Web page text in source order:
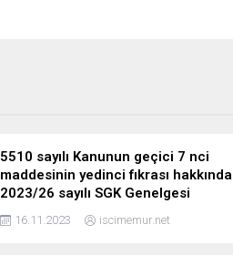
5510 sayılı Kanunun geçici 7 nci
maddesinin yedinci fıkrası hakkında
2023/26 sayılı SGK Genelgesi
16.11.2023 iscimemur.net